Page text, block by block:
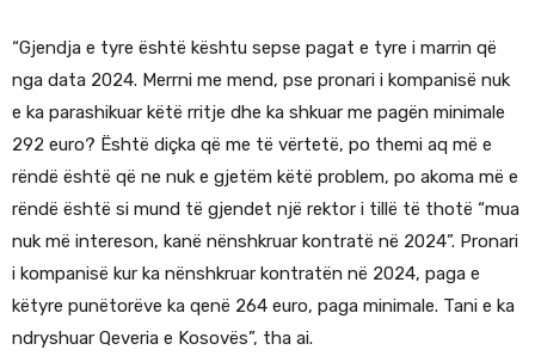
“Gjendja e tyre është kështu sepse pagat e tyre i marrin që
nga data 2024. Merrni me mend, pse pronari i kompanisë nuk
e ka parashikuar këtë rritje dhe ka shkuar me pagën minimale
292 euro? Është diçka që me të vërtetë, po themi aq më e
rëndë është që ne nuk e gjetëm këtë problem, po akoma më e
rëndë është si mund të gjendet një rektor i tillë të thotë “mua
nuk më intereson, kanë nënshkruar kontratë në 2024”. Pronari
i kompanisë kur ka nënshkruar kontratën në 2024, paga e
këtyre punëtorëve ka qenë 264 euro, paga minimale. Tani e ka
ndryshuar Qeveria e Kosovës”, tha ai.